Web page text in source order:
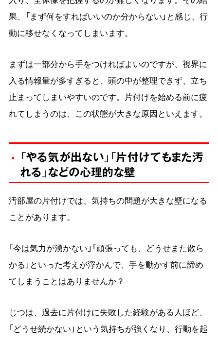
果、「まず何をすればいいのか分からない」と感じ、行
動に移せなくなってしまいます。
まずは一部分から手をつければよいのですが、視界に
入る情報量が多すぎると、頭の中が整理できず、立ち
止まってしまいやすいのです。片付けを始める前に疲
れてしまうのは、この状態が大きな原因といえます。
「やる気が出ない」「片付けてもまた汚
れる」などの心理的な壁
汚部屋の片付けでは、気持ちの問題が大きな壁になる
ことがあります。
「今は気力が湧かない」「頑張っても、どうせまた散ら
かる」といった考えが浮かんで、手を動かす前に諦め
てしまうことはありませんか？
じつは、過去に片付けに失敗した経験がある人ほど、
「どうせ続かない」という気持ちが強くなり、行動を起